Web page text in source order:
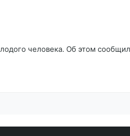
человека. Об этом